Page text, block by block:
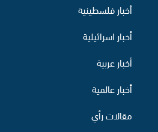
أخبار فلسطينية
أخبار اسرائيلية
أخبار عربية
أخبار عالمية
مقالات رأي